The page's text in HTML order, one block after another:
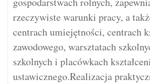
rzeczywiste warunki pracy, a
centrach umiejętności, centrach
zawodowego, warsztatach
szkolnych i placówkach
ustawicznego.Realizacja